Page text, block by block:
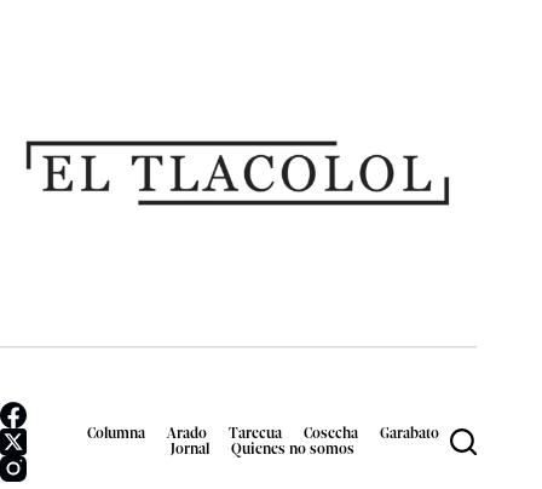
Columna Arado Tarecua Cosecha
Garabato
Jornal
Quienes no somos